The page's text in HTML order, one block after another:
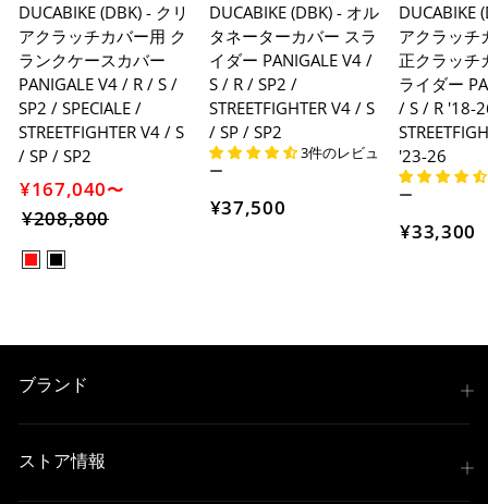
DUCABIKE (DBK) - クリ
アクラッチカバー用 ク
ランクケースカバー
PANIGALE V4 / R / S /
SP2 / SPECIALE /
STREETFIGHTER V4 / S
/ SP / SP2
¥167,040〜
¥208,800セ
DUCABIKE (DBK) - オル
タネーターカバー スラ
イダー PANIGALE V4 /
S / R / SP2 /
STREETFIGHTER V4 / S
/ SP / SP2
3件のレビュ
ー
¥37,500
DUCABIKE
アクラッチ
正クラッチ
ライダー
/ S / R '18-
'23-26
ー
¥33,300
ブランド
ストア情報